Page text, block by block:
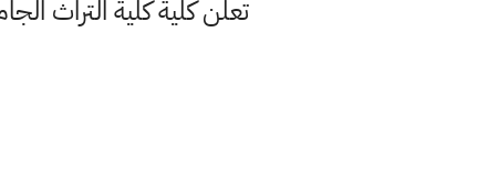
تعلن كلية كلية التراث الجامعة عن